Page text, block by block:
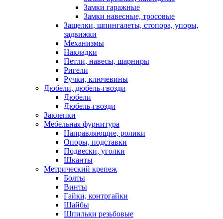
Замки гаражные
Замки навесные, тросовые
Защелки, шпингалеты, стопора, упоры,
задвижки
Механизмы
Накладки
Петли, навесы, шарниры
Ригели
Ручки, ключевины
Дюбели, дюбель-гвозди
Дюбели
Дюбель-гвозди
Заклепки
Мебельная фурнитура
Направляющие, ролики
Опоры, подставки
Подвески, уголки
Шканты
Метрический крепеж
Болты
Винты
Гайки, контргайки
Шайбы
Шпильки резьбовые